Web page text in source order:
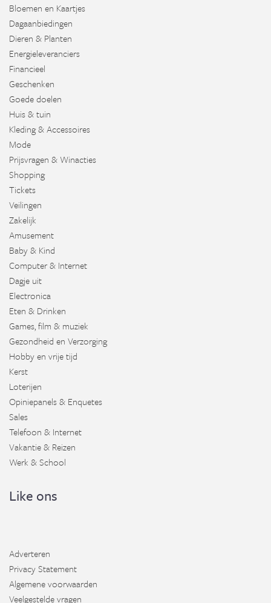
Bloemen en Kaartjes
Dagaanbiedingen
Dieren & Planten
Energieleveranciers
Financieel
Geschenken
Goede doelen
Huis & tuin
Kleding & Accessoires
Mode
Prijsvragen & Winacties
Shopping
Tickets
Veilingen
Zakelijk
Amusement
Baby & Kind
Computer & Internet
Dagje uit
Electronica
Eten & Drinken
Games, film & muziek
Gezondheid en Verzorging
Hobby en vrije tijd
Kerst
Loterijen
Opiniepanels & Enquetes
Sales
Telefoon & Internet
Vakantie & Reizen
Werk & School
Like ons
Adverteren
Privacy Statement
Algemene voorwaarden
Veelgestelde vragen